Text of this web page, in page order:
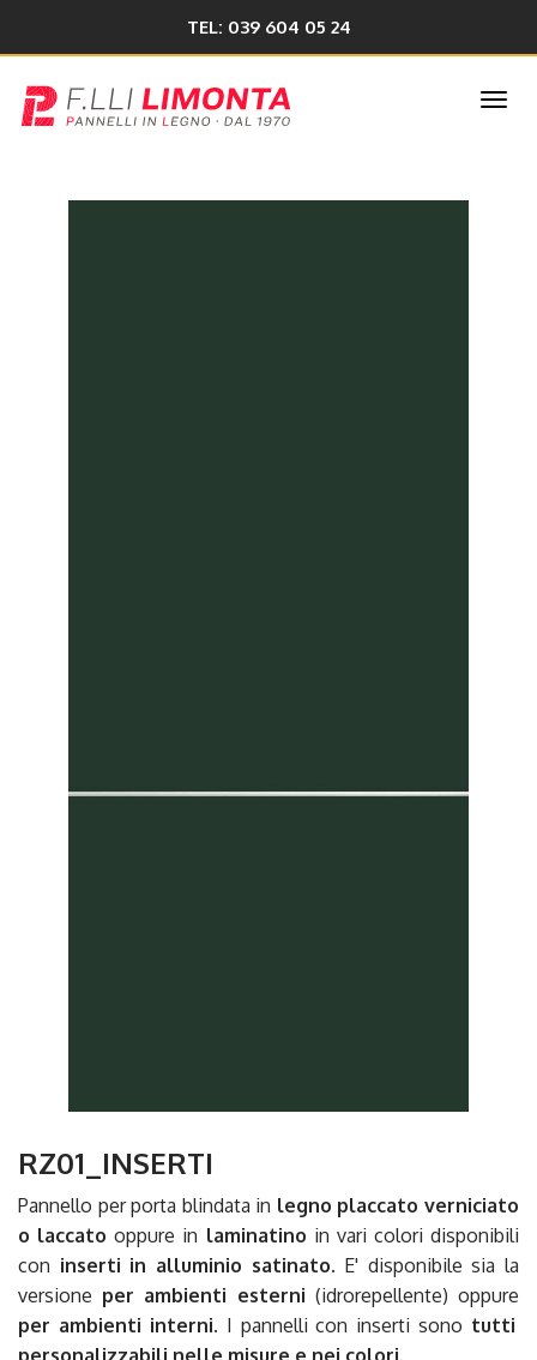
TEL: 039 604 05 24
RZ01_INSERTI
Pannello per porta blindata in legno placcato verniciato
o laccato oppure in laminatino in vari colori disponibili
con inserti in alluminio satinato. E' disponibile sia la
versione per ambienti esterni (idrorepellente) oppure
per ambienti interni. I pannelli con inserti sono tutti